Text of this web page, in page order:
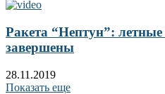
Ракета “Нептун”:
завершены
28.11.2019
Показать еще